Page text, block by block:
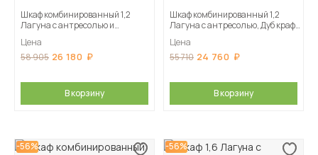
Шкаф комбинированный 1,2
Лагуна с антресолью и
Цена
58 905 26 180
В корзину
Шкаф комбинированный 1,2
Лагуна с антресолью, Дуб крафт
Цена
55 710 24 760
В корзину
-56% -56%